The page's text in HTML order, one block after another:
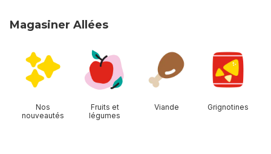
Magasiner Allées
Nos
nouveautés
Fruits et
légumes
Viande Grignotines